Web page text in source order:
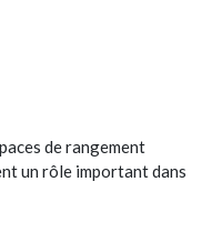
de rangement
un rôle important dans